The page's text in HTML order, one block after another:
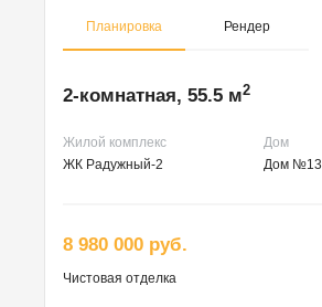
Планировка Рендер
2-комнатная, 55.5 м2
Жилой комплекс Дом
ЖК Радужный-2
Дом №13
8 980 000 руб.
Чистовая отделка